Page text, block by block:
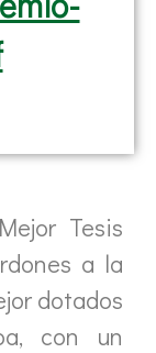
Tesis
a la
dotados
con un